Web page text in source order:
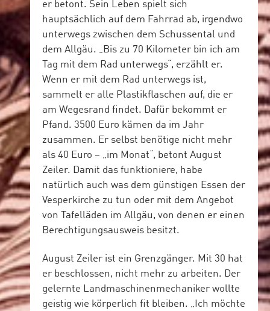
er betont. Sein Leben spielt sich
hauptsächlich auf dem Fahrrad ab, irgendwo
unterwegs zwischen dem Schussental und
dem Allgäu. „Bis zu 70 Kilometer bin ich am
Tag mit dem Rad unterwegs“, erzählt er.
Wenn er mit dem Rad unterwegs ist,
sammelt er alle Plastikflaschen auf, die er
am Wegesrand findet. Dafür bekommt er
Pfand. 3500 Euro kämen da im Jahr
zusammen. Er selbst benötige nicht mehr
als 40 Euro – „im Monat“, betont August
Zeiler. Damit das funktioniere, habe
natürlich auch was dem günstigen Essen der
Vesperkirche zu tun oder mit dem Angebot
von Tafelläden im Allgäu, von denen er einen
Berechtigungsausweis besitzt.
August Zeiler ist ein Grenzgänger. Mit 30 hat
er beschlossen, nicht mehr zu arbeiten. Der
gelernte Landmaschinenmechaniker wollte
geistig wie körperlich fit bleiben. „Ich möchte